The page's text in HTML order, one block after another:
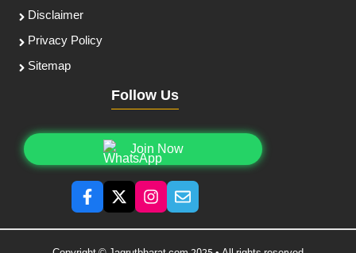
Disclaimer
Privacy Policy
Sitemap
Follow Us
Join Now